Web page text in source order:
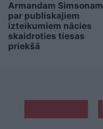
Armandam Simsonam
par publiskajiem
izteikumiem nācies
skaidroties tiesas
priekšā